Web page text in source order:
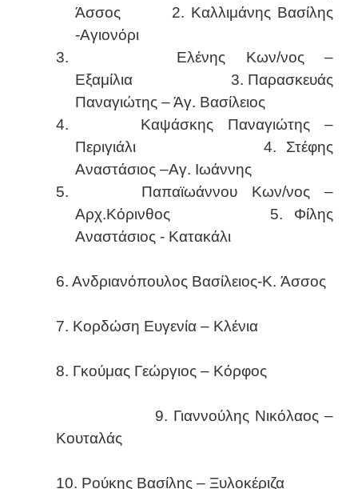
Άσσος 2. Καλλιμάνης Βασίλης
-Αγιονόρι
3.
Ελένης Κων/νος –
Εξαμίλια 3. Παρασκευάς
Παναγιώτης – Άγ. Βασίλειος
4.
Καψάσκης Παναγιώτης –
Περιγιάλι 4. Στέφης
Αναστάσιος –Αγ. Ιωάννης
5.
Παπαϊωάννου Κων/νος –
Αρχ.Κόρινθος 5. Φίλης
Αναστάσιος - Κατακάλι
6. Ανδριανόπουλος Βασίλειος-K. Άσσος
7. Κορδώση Ευγενία – Κλένια
8. Γκούμας Γεώργιος – Κόρφος
9. Γιαννούλης Νικόλαος –
Κουταλάς
10. Ρούκης Βασίλης – Ξυλοκέριζα